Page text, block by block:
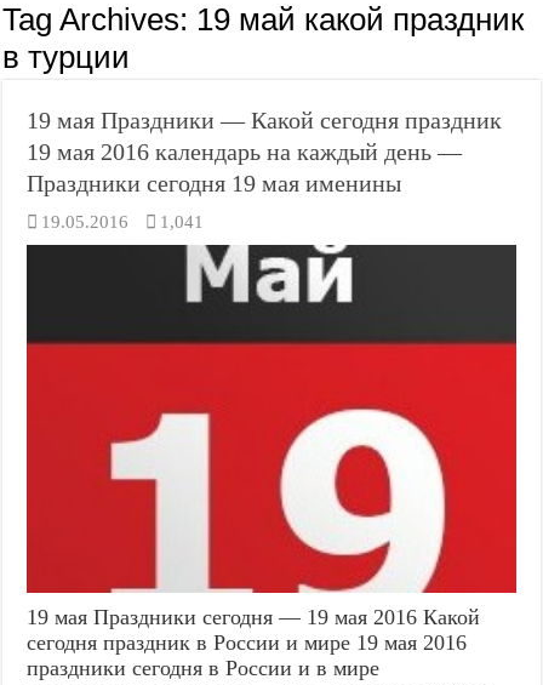
Tag Archives: 19 май какой праздник
в турции
19 мая Праздники — Какой сегодня праздник
19 мая 2016 календарь на каждый день —
Праздники сегодня 19 мая именины
19.05.2016 1,041
19 мая Праздники сегодня — 19 мая 2016 Какой
сегодня праздник в России и мире 19 мая 2016
праздники сегодня в России и в мире